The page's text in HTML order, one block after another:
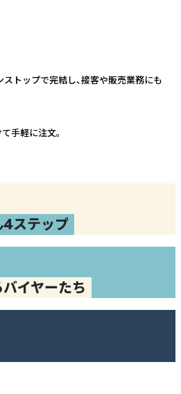
トップで完結し、接客や販売業務にも
手軽に注文。
ステップ
イヤーたち